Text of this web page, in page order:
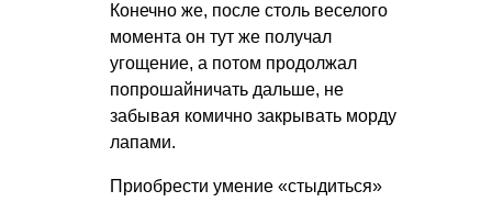
Конечно же, после столь веселого
момента он тут же получал
угощение, а потом продолжал
попрошайничать дальше, не
забывая комично закрывать морду
лапами.
Приобрести умение «стыдиться»